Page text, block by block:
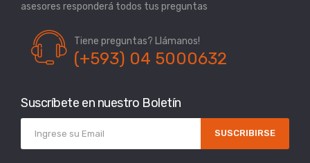
asesores responderá todos tus preguntas
Tiene preguntas? Llámanos!
(+593) 04 5000632
Suscríbete en nuestro Boletín
SUSCRIBIRSE